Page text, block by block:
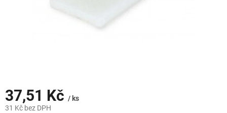
37,51 Kč / ks
31 Kč bez DPH